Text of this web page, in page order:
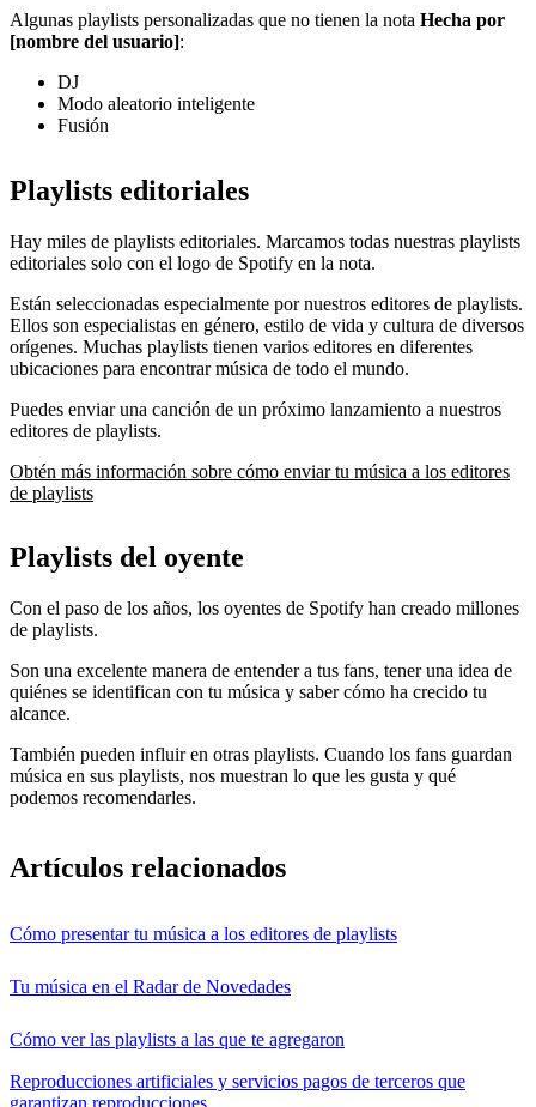
Algunas playlists personalizadas que no tienen la nota Hecha por
[nombre del usuario]:
DJ
Modo aleatorio inteligente
Fusión
Playlists editoriales
Hay miles de playlists editoriales. Marcamos todas nuestras playlists
editoriales solo con el logo de Spotify en la nota.
Están seleccionadas especialmente por nuestros editores de playlists.
Ellos son especialistas en género, estilo de vida y cultura de diversos
orígenes. Muchas playlists tienen varios editores en diferentes
ubicaciones para encontrar música de todo el mundo.
Puedes enviar una canción de un próximo lanzamiento a nuestros
editores de playlists.
Obtén más información sobre cómo enviar tu música a los editores
de playlists
Playlists del oyente
Con el paso de los años, los oyentes de Spotify han creado millones
de playlists.
Son una excelente manera de entender a tus fans, tener una idea de
quiénes se identifican con tu música y saber cómo ha crecido tu
alcance.
También pueden influir en otras playlists. Cuando los fans guardan
música en sus playlists, nos muestran lo que les gusta y qué
podemos recomendarles.
Artículos relacionados
Cómo presentar tu música a los editores de playlists
Tu música en el Radar de Novedades
Cómo ver las playlists a las que te agregaron
Reproducciones artificiales y servicios pagos de terceros que